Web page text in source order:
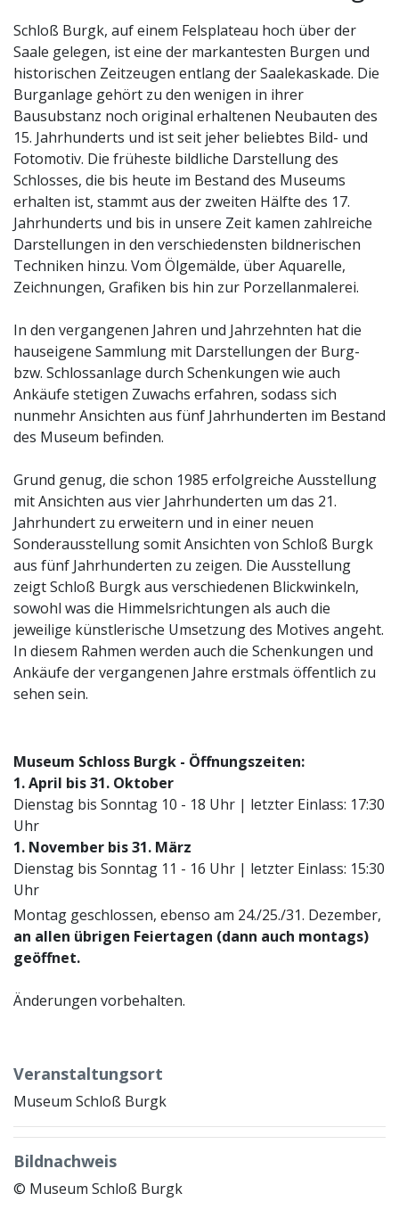
Schloß Burgk, auf einem Felsplateau hoch über der
Saale gelegen, ist eine der markantesten Burgen und
historischen Zeitzeugen entlang der Saalekaskade. Die
Burganlage gehört zu den wenigen in ihrer
Bausubstanz noch original erhaltenen Neubauten des
15. Jahrhunderts und ist seit jeher beliebtes Bild- und
Fotomotiv. Die früheste bildliche Darstellung des
Schlosses, die bis heute im Bestand des Museums
erhalten ist, stammt aus der zweiten Hälfte des 17.
Jahrhunderts und bis in unsere Zeit kamen zahlreiche
Darstellungen in den verschiedensten bildnerischen
Techniken hinzu. Vom Ölgemälde, über Aquarelle,
Zeichnungen, Grafiken bis hin zur Porzellanmalerei.
In den vergangenen Jahren und Jahrzehnten hat die
hauseigene Sammlung mit Darstellungen der Burg-
bzw. Schlossanlage durch Schenkungen wie auch
Ankäufe stetigen Zuwachs erfahren, sodass sich
nunmehr Ansichten aus fünf Jahrhunderten im Bestand
des Museum befinden.
Grund genug, die schon 1985 erfolgreiche Ausstellung
mit Ansichten aus vier Jahrhunderten um das 21.
Jahrhundert zu erweitern und in einer neuen
Sonderausstellung somit Ansichten von Schloß Burgk
aus fünf Jahrhunderten zu zeigen. Die Ausstellung
zeigt Schloß Burgk aus verschiedenen Blickwinkeln,
sowohl was die Himmelsrichtungen als auch die
jeweilige künstlerische Umsetzung des Motives angeht.
In diesem Rahmen werden auch die Schenkungen und
Ankäufe der vergangenen Jahre erstmals öffentlich zu
sehen sein.
Museum Schloss Burgk - Öffnungszeiten:
1. April bis 31. Oktober
Dienstag bis Sonntag 10 - 18 Uhr | letzter Einlass: 17:30
Uhr
1. November bis 31. März
Dienstag bis Sonntag 11 - 16 Uhr | letzter Einlass: 15:30
Uhr
Montag geschlossen, ebenso am 24./25./31. Dezember,
an allen übrigen Feiertagen (dann auch montags)
geöffnet.
Änderungen vorbehalten.
Veranstaltungsort
Museum Schloß Burgk
Bildnachweis
© Museum Schloß Burgk